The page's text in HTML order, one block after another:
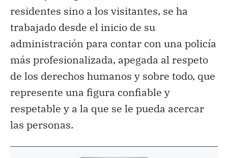
residentes sino a los visitantes, se ha
trabajado desde el inicio de su
administración para contar con una policía
más profesionalizada, apegada al respeto
de los derechos humanos y sobre todo, que
represente una figura confiable y
respetable y a la que se le pueda acercar
las personas.